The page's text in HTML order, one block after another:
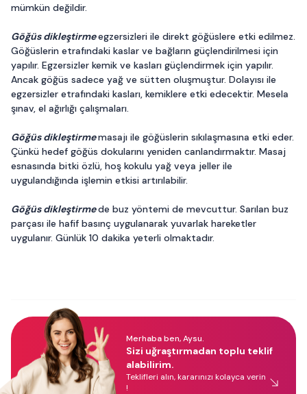
mümkün değildir.
Göğüs dikleştirmeegzersizleri ile direkt göğüslere etki edilmez.
Göğüslerin etrafındaki kaslar ve bağların güçlendirilmesi için
yapılır. Egzersizler kemik ve kasları güçlendirmek için yapılır.
Ancak göğüs sadece yağ ve sütten oluşmuştur. Dolayısı ile
egzersizler etrafındaki kasları, kemiklere etki edecektir. Mesela
şınav, el ağırlığı çalışmaları.
Göğüs dikleştirmemasajı ile göğüslerin sıkılaşmasına etki eder.
Çünkü hedef göğüs dokularını yeniden canlandırmaktır. Masaj
esnasında bitki özlü, hoş kokulu yağ veya jeller ile
uygulandığında işlemin etkisi artırılabilir.
Göğüs dikleştirmede buz yöntemi de mevcuttur. Sarılan buz
parçası ile hafif basınç uygulanarak yuvarlak hareketler
uygulanır. Günlük 10 dakika yeterli olmaktadır.
Merhaba ben, Aysu.
Sizi uğraştırmadan toplu teklif
alabilirim.
Teklifleri alın, kararınızı kolayca verin
!